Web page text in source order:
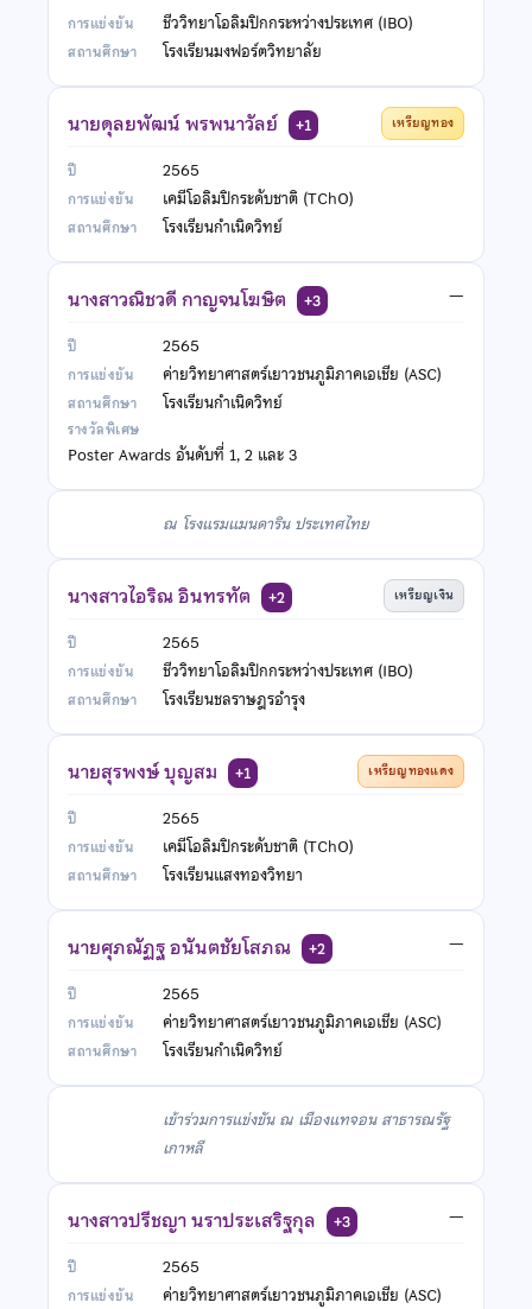
ชีววิทยาโอลิมปิกกระหว่างประเทศ (IBO)
โรงเรียนมงฟอร์ตวิทยาลัย
นายดุลยพัฒน์ พรพนาวัลย์ +1
2565
เคมีโอลิมปิกระดับชาติ (TChO)
เหรียญทอง
โรงเรียนกำเนิดวิทย์
นางสาวณิชวดี กาญจนโฆษิต +3
2565
ค่ายวิทยาศาสตร์เยาวชนภูมิภาคเอเชีย (ASC)
—
โรงเรียนกำเนิดวิทย์
Poster Awards อันดับที่ 1, 2 และ 3
ณ โรงแรมแมนดาริน ประเทศไทย
นางสาวไอริณ อินทรทัต +2
2565
ชีววิทยาโอลิมปิกกระหว่างประเทศ (IBO)
เหรียญเงิน
โรงเรียนชลราษฎรอำรุง
นายสุรพงษ์ บุญสม +1
2565
เคมีโอลิมปิกระดับชาติ (TChO)
เหรียญทองแดง
โรงเรียนแสงทองวิทยา
นายศุภณัฏฐ อนันตชัยโสภณ +2
2565
ค่ายวิทยาศาสตร์เยาวชนภูมิภาคเอเชีย (ASC)
—
โรงเรียนกำเนิดวิทย์
เข้าร่วมการแข่งขัน ณ เมืองแทจอน สาธารณรัฐ
เกาหลี
นางสาวปรีชญา นราประเสริฐกุล +3
2565
ค่ายวิทยาศาสตร์เยาวชนภูมิภาคเอเชีย (ASC)
—